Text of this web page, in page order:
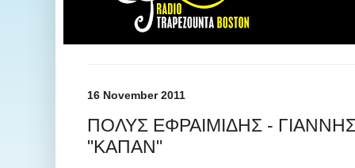
16 November 2011
ΠΟΛΥΣ ΕΦΡΑΙΜΙΔΗΣ -
"ΚΑΠΑΝ"